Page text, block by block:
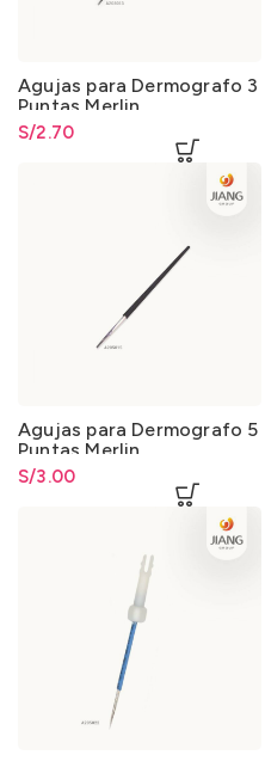
Agujas para Dermografo 3
Puntas Merlin
S/2.70
Agujas para Dermografo 5
Puntas Merlin
S/3.00